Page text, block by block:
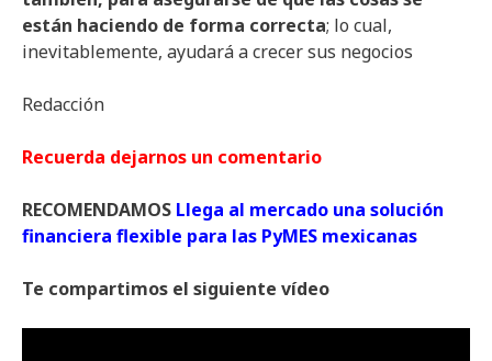
están haciendo de forma correcta; lo cual,
inevitablemente, ayudará a crecer sus negocios
Redacción
Recuerda dejarnos un comentario
RECOMENDAMOS Llega al mercado una solución
financiera flexible para las PyMES mexicanas
Te compartimos el siguiente vídeo